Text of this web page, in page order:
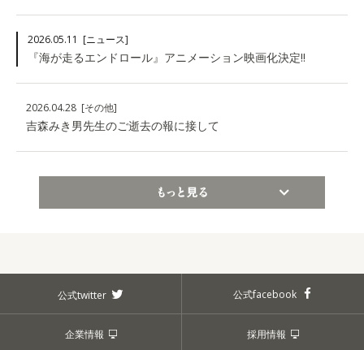
2026.05.11 [ニュース]
『海が走るエンドロール』アニメーション映画化決定!!
2026.04.28 [その他]
吉森みき男先生のご逝去の報に接して
公式twitter 公式facebook
企業情報 採用情報